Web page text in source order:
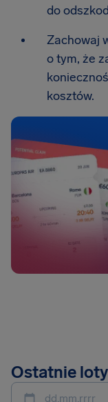
do
Zachowaj
o tym, że
kosztów.
Ostatnie
dd.mm.rrrr